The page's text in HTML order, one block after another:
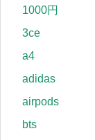
1000円
3ce
a4
adidas
airpods
bts